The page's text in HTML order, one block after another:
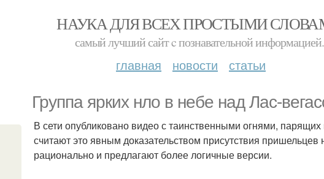
НАУКА ДЛЯ ВСЕХ ПРОСТЫМИ
самый лучший сайт c познавательной информацией.
главная новости статьи
Группа ярких нло в небе над Лас-
В сети опубликовано видео с таинственными огнями,
считают это явным доказательством присутствия
рационально и предлагают более логичные версии.